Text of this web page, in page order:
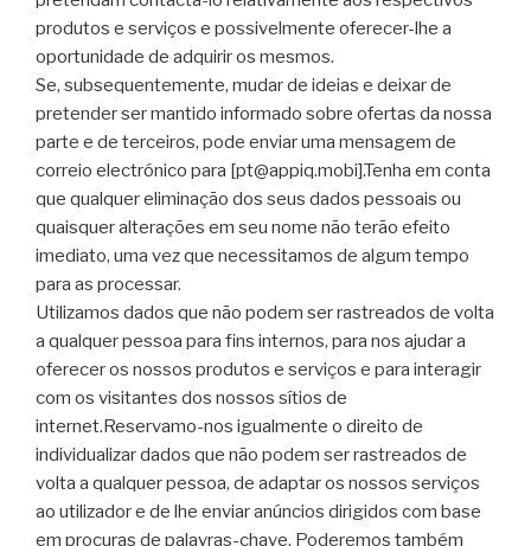
produtos e serviços e possivelmente oferecer-lhe a
oportunidade de adquirir os mesmos.
Se, subsequentemente, mudar de ideias e deixar de
pretender ser mantido informado sobre ofertas da nossa
parte e de terceiros, pode enviar uma mensagem de
correio electrónico para [pt@appiq.mobi].Tenha em conta
que qualquer eliminação dos seus dados pessoais ou
quaisquer alterações em seu nome não terão efeito
imediato, uma vez que necessitamos de algum tempo
para as processar.
Utilizamos dados que não podem ser rastreados de volta
a qualquer pessoa para fins internos, para nos ajudar a
oferecer os nossos produtos e serviços e para interagir
com os visitantes dos nossos sítios de
internet.Reservamo-nos igualmente o direito de
individualizar dados que não podem ser rastreados de
volta a qualquer pessoa, de adaptar os nossos serviços
ao utilizador e de lhe enviar anúncios dirigidos com base
em procuras de palavras-chave. Poderemos também